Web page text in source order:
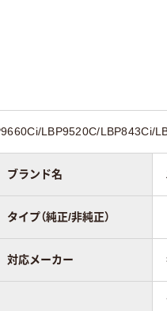
LBP9520C/LBP843Ci/
ブランド名
タイプ（純正/非純正）
対応メーカー